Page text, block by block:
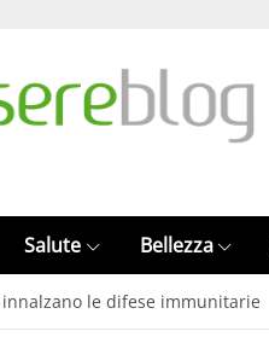
Salute Bellezza
le difese immunitarie